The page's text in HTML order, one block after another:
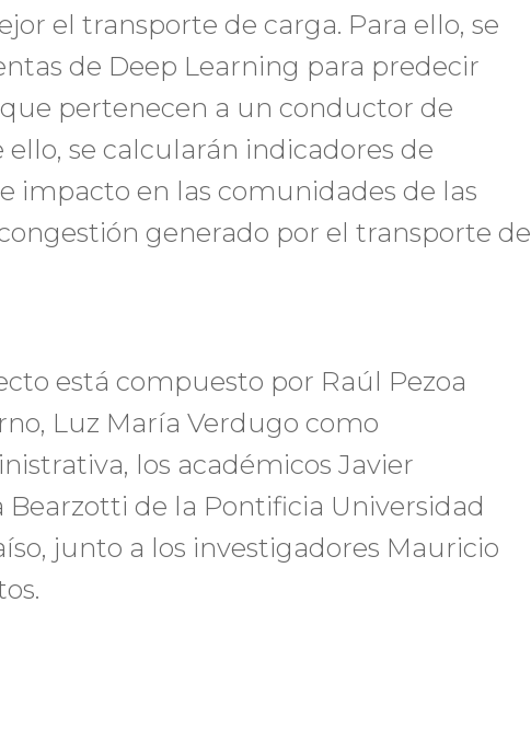
el transporte de carga. Para ello, se
de Deep Learning para predecir
pertenecen a un conductor de
se calcularán indicadores de
impacto en las comunidades de las
generado por el transporte de
está compuesto por Raúl Pezoa
Luz María Verdugo como
los académicos Javier
Bearzotti de la Pontificia Universidad
junto a los investigadores Mauricio